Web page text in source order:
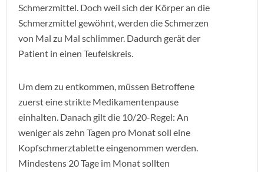
Schmerzmittel. Doch weil sich der Körper an die
Schmerzmittel gewöhnt, werden die Schmerzen
von Mal zu Mal schlimmer. Dadurch gerät der
Patient in einen Teufelskreis.
Um dem zu entkommen, müssen Betroffene
zuerst eine strikte Medikamentenpause
einhalten. Danach gilt die 10/20-Regel: An
weniger als zehn Tagen pro Monat soll eine
Kopfschmerztablette eingenommen werden.
Mindestens 20 Tage im Monat sollten